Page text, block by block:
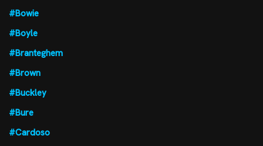
#Bowie
#Boyle
#Branteghem
#Brown
#Buckley
#Bure
#Cardoso